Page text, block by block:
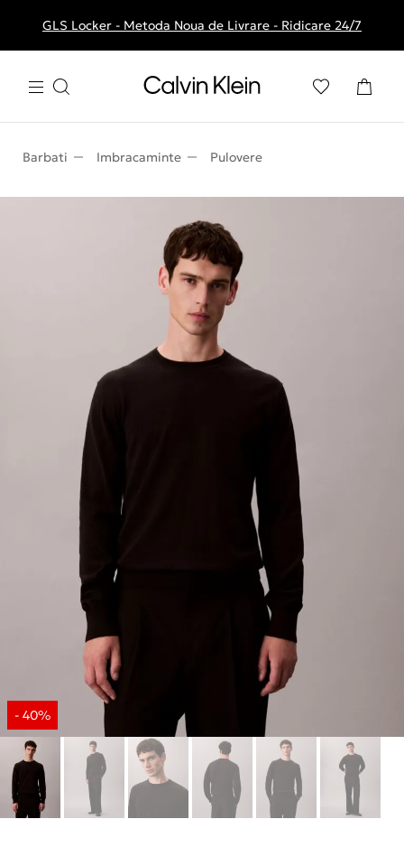
Livrare gratuita la comenzile de peste 250 RON
GLS Locker - Metoda Noua de Livrare - Ridicare 24/7
Barbati Imbracaminte Pulovere